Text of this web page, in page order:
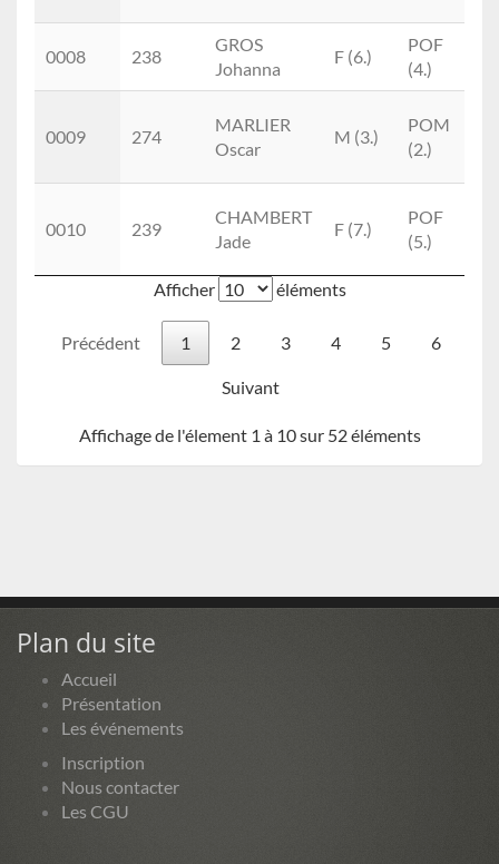
0008 238
GROS
Johanna
F (6.)
POF
(4.)
0009 274
MARLIER
Oscar
M (3.)
POM
(2.)
0010 239
CHAMBERT
Jade
F (7.)
POF
(5.)
Afficher
éléments
Précédent 1 2 3 4 5 6
Suivant
Affichage de l'élement 1 à 10 sur 52 éléments
Plan du site
Accueil
Présentation
Les événements
Inscription
Nous contacter
Les CGU